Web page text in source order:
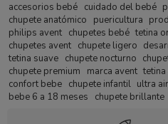
accesorios bebé cuidado del bebé
chupete anatómico
puericultura
philips avent chupetes bebé tetina
chupetes avent chupete ligero
tetina suave chupete nocturno
chupete premium
marca avent tetina
confort bebe chupete infantil ultra
bebe 6 a 18 meses
chupete brillante